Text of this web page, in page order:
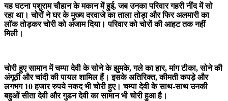
यह घटना पशुराम चौहान के मकान में हुई, जब उनका परिवार गहरी नींद में सो
रहा था। चोरों ने घर के मुख्य दरवाजे का ताला तोड़ा और फिर अलमारी का
लॉक तोड़कर चोरी को अंजाम दिया। परिवार को चोरों की आहट तक नहीं
मिली।
चोरी हुए सामान में चम्पा देवी के सोने के झुमके, गले का हार, मांग टीका, सोने की
अंगूठी और चांदी की पायल शामिल हैं। इसके अतिरिक्त, कीमती कपड़े और
लगभग 10 हजार रुपये नकद भी चोरी हुए। चम्पा देवी के साथ-साथ उनकी
बहुओं सीता देवी और गुडन देवी का सामान भी चोरी हुआ है।